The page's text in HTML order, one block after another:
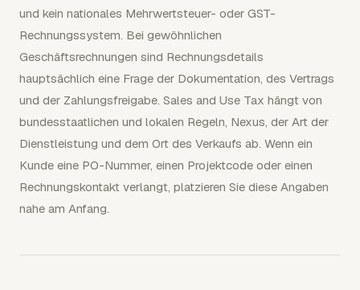
und kein nationales Mehrwertsteuer- oder GST-
Rechnungssystem. Bei gewöhnlichen
Geschäftsrechnungen sind Rechnungsdetails
hauptsächlich eine Frage der Dokumentation, des Vertrags
und der Zahlungsfreigabe. Sales and Use Tax hängt von
bundesstaatlichen und lokalen Regeln, Nexus, der Art der
Dienstleistung und dem Ort des Verkaufs ab. Wenn ein
Kunde eine PO-Nummer, einen Projektcode oder einen
Rechnungskontakt verlangt, platzieren Sie diese Angaben
nahe am Anfang.